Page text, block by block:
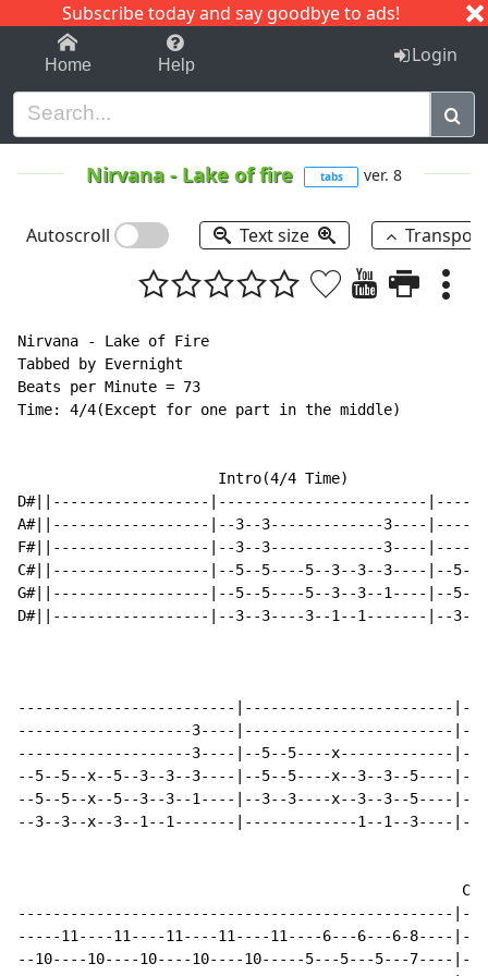
Subscribe today and say goodbye to ads!
1-9 C I J
Home Help Login
Nirvana - Lake of fire tabs ver. 8
Autoscroll Text size
Nirvana - Lake of Fire
Tabbed by Evernight
Beats per Minute = 73
Time: 4/4(Except for one part in the middle)
                       Intro(4/4 Time)
D#||------------------|------------------------
A#||------------------|--3--3-------------3----
F#||------------------|--3--3-------------3----
C#||------------------|--5--5----5--3--3--3----|--
G#||------------------|--5--5----5--3--3--1----|--
D#||------------------|--3--3----3--1--1-------|--
-------------------------|------------------------
--------------------3----|------------------------
--------------------3----|--5--5----x-------------
--5--5--x--5--3--3--3----|--5--5----x--3--3--5----
--5--5--x--5--3--3--1----|--3--3----x--3--3--5----
--3--3--x--3--1--1-------|-------------1--1--3----|--
--------------------------------------------------
-----11----11----11----11----11----6---6---6-
--10----10----10----10----10-----5---5---5---